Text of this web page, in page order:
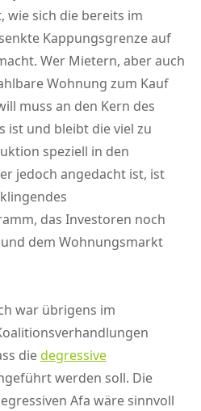
wie sich die bereits im
Kappungsgrenze auf
Wer Mietern, aber auch
Wohnung zum Kauf
muss an den Kern des
ist und bleibt die viel zu
speziell in den
jedoch angedacht ist, ist
das Investoren noch
dem Wohnungsmarkt
war übrigens im
diedegressive
werden soll. Die
Afa wäre sinnvoll